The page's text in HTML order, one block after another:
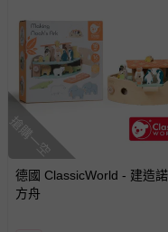
等）。
非以有形媒介提
上服務，經消費
戲或活動點數等
已拆封之以下類
-個人衛生用品（
-新生兒親膚衣物
搶購一空
德國 ClassicWorld - 建造
方舟